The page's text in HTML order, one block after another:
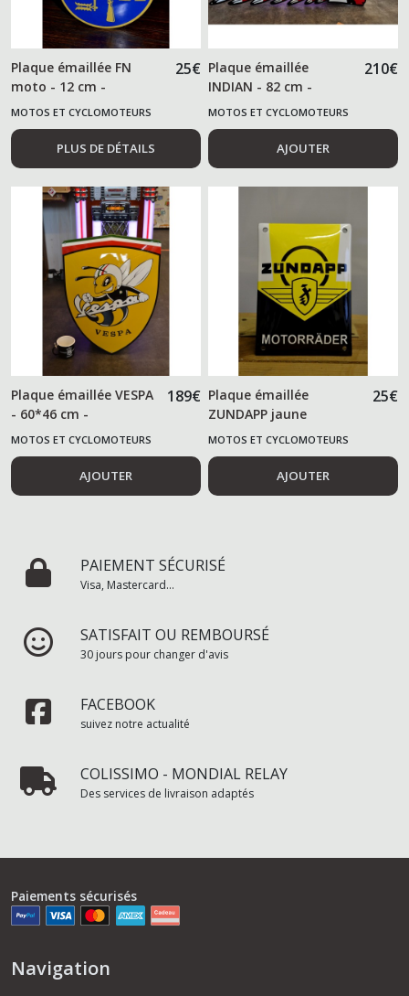
Plaque émaillée FN
moto - 12 cm -
25€
MOTOS ET CYCLOMOTEURS
PLUS DE DÉTAILS
Plaque émaillée
INDIAN - 82 cm -
210€
MOTOS ET CYCLOMOTEURS
AJOUTER
Plaque émaillée VESPA
- 60*46 cm -
189€
MOTOS ET CYCLOMOTEURS
AJOUTER
Plaque émaillée
ZUNDAPP jaune
25€
MOTOS ET CYCLOMOTEURS
AJOUTER
PAIEMENT SÉCURISÉ
Visa, Mastercard...
SATISFAIT OU REMBOURSÉ
30 jours pour changer d'avis
FACEBOOK
suivez notre actualité
COLISSIMO - MONDIAL RELAY
Des services de livraison adaptés
Paiements sécurisés
Navigation